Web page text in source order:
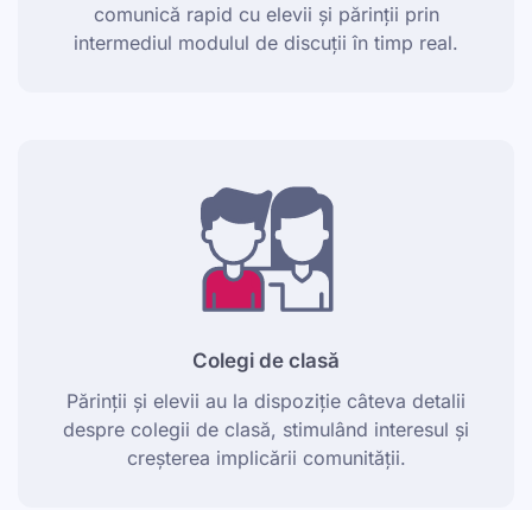
comunică rapid cu elevii și părinții prin
intermediul modulul de discuții în timp real.
Colegi de clasă
Părinții și elevii au la dispoziție câteva detalii
despre colegii de clasă, stimulând interesul și
creșterea implicării comunității.